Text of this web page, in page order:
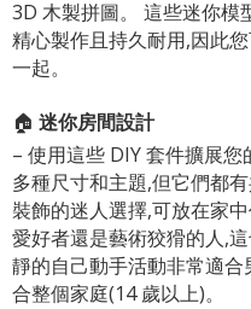
3D 木製拼圖。 這些迷你模
精心製作且持久耐用,因此
一起。
🏠 迷你房間設計
– 使用這些 DIY 套件擴展
多種尺寸和主題,但它們都
裝飾的迷人選擇,可放在家
愛好者還是藝術狡猾的人,
靜的自己動手活動非常適
合整個家庭(14 歲以上)。